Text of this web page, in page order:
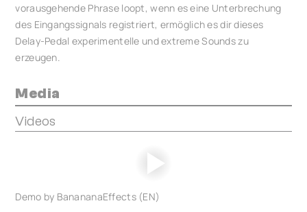
vorausgehende Phrase loopt, wenn es eine Unterbrechung
des Eingangssignals registriert, ermöglich es dir dieses
Delay-Pedal experimentelle und extreme Sounds zu
erzeugen.
Media
Videos
Demo by BanananaEffects (EN)